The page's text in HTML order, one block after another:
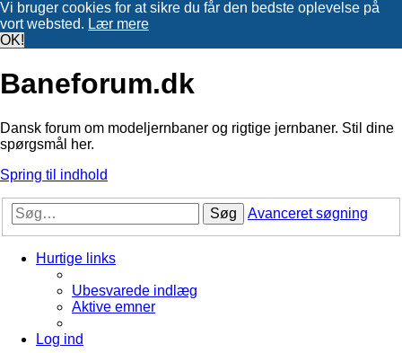
Vi bruger cookies for at sikre du får den bedste oplevelse på
vort websted. Lær mere
OK!
Baneforum.dk
Dansk forum om modeljernbaner og rigtige jernbaner. Stil dine
spørgsmål her.
Spring til indhold
Søg Avanceret søgning
Hurtige links
Ubesvarede indlæg
Aktive emner
Log ind